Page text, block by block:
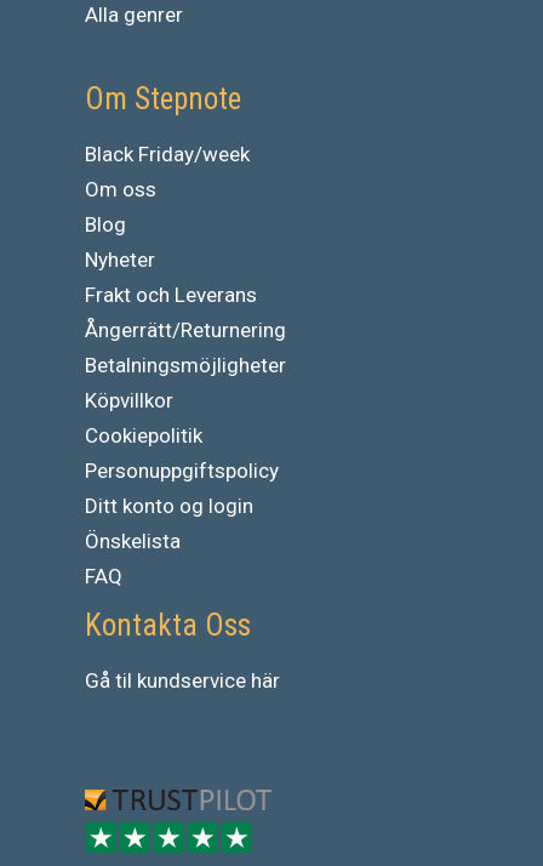
Alla genrer
Om Stepnote
Black Friday/week
Om oss
Blog
Nyheter
Frakt och Leverans
Ångerrätt/Returnering
Betalningsmöjligheter
Köpvillkor
Cookiepolitik
Personuppgiftspolicy
Ditt konto og login
Önskelista
FAQ
Kontakta Oss
Gå til kundservice här